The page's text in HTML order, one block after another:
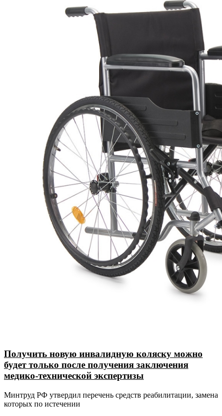
Получить новую инвалидную коляску можно
будет только после получения заключения
медико-технической экспертизы
Минтруд РФ утвердил перечень средств реабилитации, замена
которых по истечении